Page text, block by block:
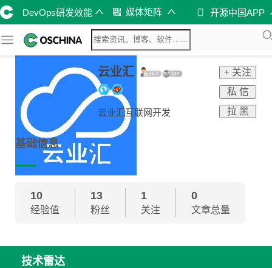
DevOps研发效能 媒体矩阵 开源中国APP
云业汇
云业汇互联网开发
+ 关注
私 信
拉 黑
基础信息
10
经验值
13
粉丝
1
关注
0
文章总量
技术雷达